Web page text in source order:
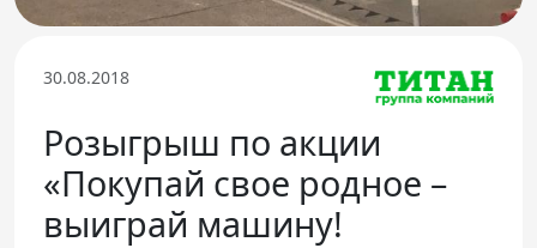
30.08.2018
Розыгрыш по акции
«Покупай свое родное –
выиграй машину!